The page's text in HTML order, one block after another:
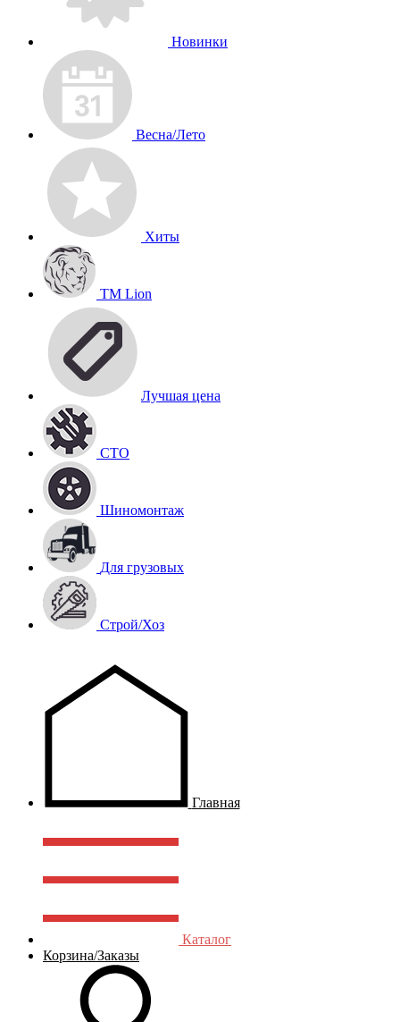
Новинки
Весна/Лето
Хиты
TM Lion
Лучшая цена
СТО
Шиномонтаж
Для грузовых
Строй/Хоз
Главная
Каталог
Корзина/Заказы